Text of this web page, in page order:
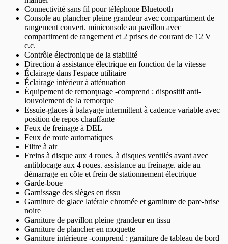
Connectivité sans fil pour téléphone Bluetooth
Console au plancher pleine grandeur avec compartiment de
rangement couvert. miniconsole au pavillon avec
compartiment de rangement et 2 prises de courant de 12 V
c.c.
Contrôle électronique de la stabilité
Direction à assistance électrique en fonction de la vitesse
Éclairage dans l'espace utilitaire
Éclairage intérieur à atténuation
Équipement de remorquage -comprend : dispositif anti-
louvoiement de la remorque
Essuie-glaces à balayage intermittent à cadence variable avec
position de repos chauffante
Feux de freinage à DEL
Feux de route automatiques
Filtre à air
Freins à disque aux 4 roues. à disques ventilés avant avec
antiblocage aux 4 roues. assistance au freinage. aide au
démarrage en côte et frein de stationnement électrique
Garde-boue
Garnissage des sièges en tissu
Garniture de glace latérale chromée et garniture de pare-brise
noire
Garniture de pavillon pleine grandeur en tissu
Garniture de plancher en moquette
Garniture intérieure -comprend : garniture de tableau de bord